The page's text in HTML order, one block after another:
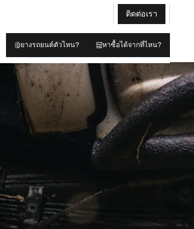
ติดต่อเรา
ยางรถยนต์ตัวไหน? หาซื้อได้จากที่ไหน?